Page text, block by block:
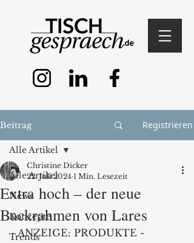
Beitrag Registrieren
Alle Artikel
News
Konzepte
Trends
Alle Artikel
Extra hoch – der neue
Backrahmen von Lares
Christine Dicker
22. Juli 2024 1 Min. Lesezeit
- ANZEIGE: PRODUKTE -